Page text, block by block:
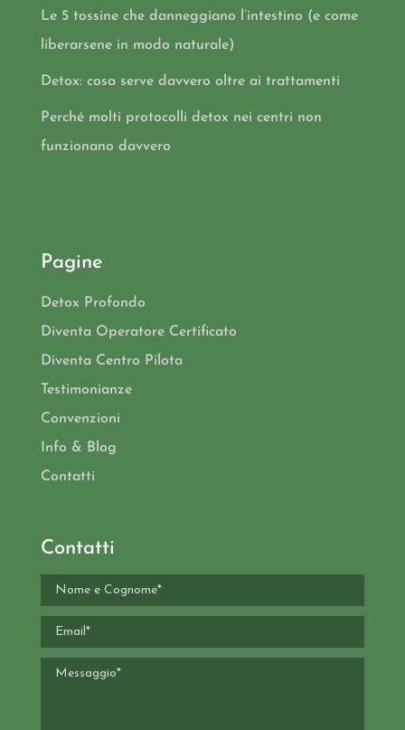
Le 5 tossine che danneggiano l’intestino (e come
liberarsene in modo naturale)
Detox: cosa serve davvero oltre ai trattamenti
Perché molti protocolli detox nei centri non
funzionano davvero
Pagine
Detox Profondo
Diventa Operatore Certificato
Diventa Centro Pilota
Testimonianze
Convenzioni
Info & Blog
Contatti
Contatti